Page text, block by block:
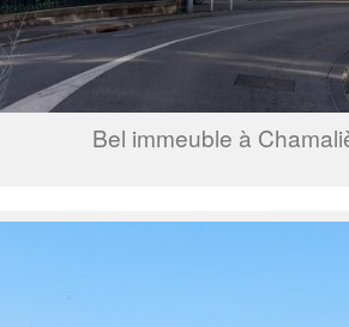
Bel immeuble à